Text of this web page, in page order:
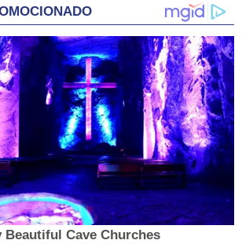
Beautiful Cave Churches